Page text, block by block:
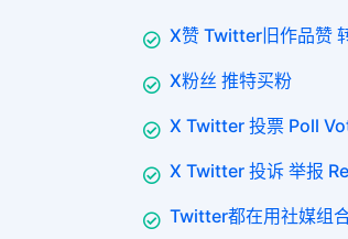
X赞 Twitter旧作品赞
X粉丝 推特买粉
X Twitter 投票 Poll
X Twitter 投诉 举报
Twitter都在用社媒组